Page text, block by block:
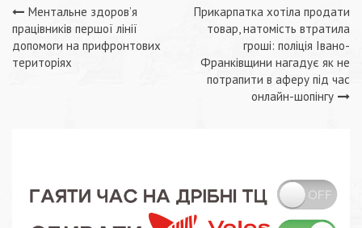
Навігація
записів
Ментальне здоров’я
працівників першої лінії
допомоги на прифронтових
територіях
Прикарпатка хотіла продати
товар, натомість втратила
гроші: поліція Івано-
Франківщини нагадує як не
потрапити в аферу під час
онлайн-шопінгу